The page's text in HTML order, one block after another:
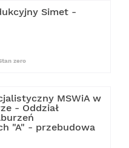
Simet -
zero
MSWiA w
- Oddział
"A" - przebudowa